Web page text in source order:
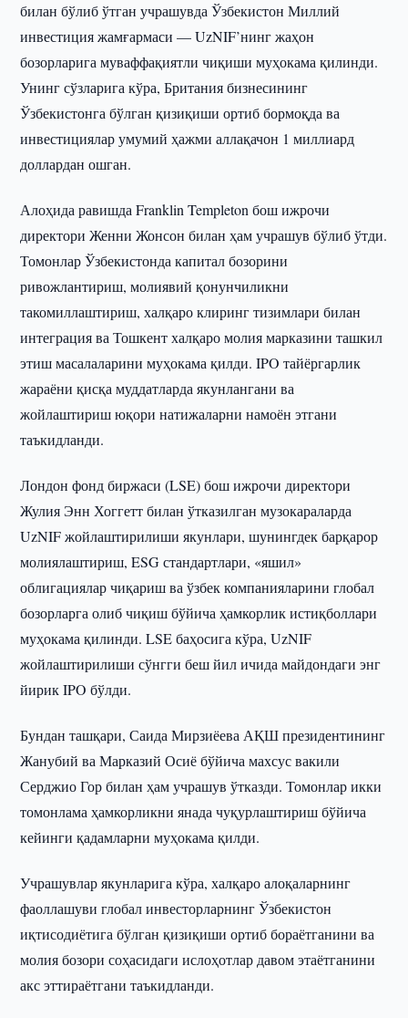
билан бўлиб ўтган учрашувда Ўзбекистон Миллий
инвестиция жамғармаси — UzNIF’нинг жаҳон
бозорларига муваффақиятли чиқиши муҳокама қилинди.
Унинг сўзларига кўра, Британия бизнесининг
Ўзбекистонга бўлган қизиқиши ортиб бормоқда ва
инвестициялар умумий ҳажми аллақачон 1 миллиард
доллардан ошган.
Алоҳида равишда Franklin Templeton бош ижрочи
директори Женни Жонсон билан ҳам учрашув бўлиб ўтди.
Томонлар Ўзбекистонда капитал бозорини
ривожлантириш, молиявий қонунчиликни
такомиллаштириш, халқаро клиринг тизимлари билан
интеграция ва Тошкент халқаро молия марказини ташкил
этиш масалаларини муҳокама қилди. IPO тайёргарлик
жараёни қисқа муддатларда якунлангани ва
жойлаштириш юқори натижаларни намоён этгани
таъкидланди.
Лондон фонд биржаси (LSE) бош ижрочи директори
Жулия Энн Хоггетт билан ўтказилган музокараларда
UzNIF жойлаштирилиши якунлари, шунингдек барқарор
молиялаштириш, ESG стандартлари, «яшил»
облигациялар чиқариш ва ўзбек компанияларини глобал
бозорларга олиб чиқиш бўйича ҳамкорлик истиқболлари
муҳокама қилинди. LSE баҳосига кўра, UzNIF
жойлаштирилиши сўнгги беш йил ичида майдондаги энг
йирик IPO бўлди.
Бундан ташқари, Саида Мирзиёева АҚШ президентининг
Жанубий ва Марказий Осиё бўйича махсус вакили
Серджио Гор билан ҳам учрашув ўтказди. Томонлар икки
томонлама ҳамкорликни янада чуқурлаштириш бўйича
кейинги қадамларни муҳокама қилди.
Учрашувлар якунларига кўра, халқаро алоқаларнинг
фаоллашуви глобал инвесторларнинг Ўзбекистон
иқтисодиётига бўлган қизиқиши ортиб бораётганини ва
молия бозори соҳасидаги ислоҳотлар давом этаётганини
акс эттираётгани таъкидланди.